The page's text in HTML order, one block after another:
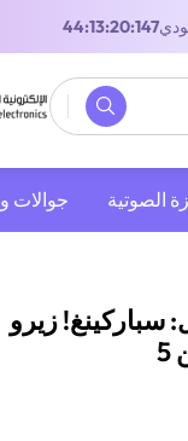
43:13:20:147
الصوتية جوالات
سباركينغ! زيرو